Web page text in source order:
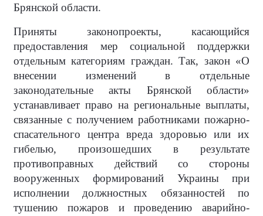
Брянской области.
Приняты законопроекты, касающийся
предоставления мер социальной поддержки
отдельным категориям граждан. Так, закон «О
внесении изменений в отдельные
законодательные акты Брянской области»
устанавливает право на региональные выплаты,
связанные с получением работниками пожарно-
спасательного центра вреда здоровью или их
гибелью, произошедших в результате
противоправных действий со стороны
вооруженных формирований Украины при
исполнении должностных обязанностей по
тушению пожаров и проведению аварийно-